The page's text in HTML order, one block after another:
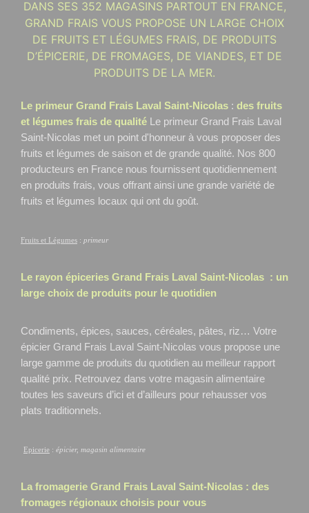
DANS SES 352 MAGASINS PARTOUT EN FRANCE,
GRAND FRAIS VOUS PROPOSE UN LARGE CHOIX
DE FRUITS ET LÉGUMES FRAIS, DE PRODUITS
D’ÉPICERIE, DE FROMAGES, DE VIANDES, ET DE
PRODUITS DE LA MER.
Le primeur Grand Frais Laval Saint-Nicolas : des fruits
et légumes frais de qualité Le primeur Grand Frais Laval
Saint-Nicolas met un point d'honneur à vous proposer des
fruits et légumes de saison et de grande qualité. Nos 800
producteurs en France nous fournissent quotidiennement
en produits frais, vous offrant ainsi une grande variété de
fruits et légumes locaux qui ont du goût.
Fruits et Légumes : primeur
Le rayon épiceries Grand Frais Laval Saint-Nicolas : un
large choix de produits pour le quotidien
Condiments, épices, sauces, céréales, pâtes, riz… Votre
épicier Grand Frais Laval Saint-Nicolas vous propose une
large gamme de produits du quotidien au meilleur rapport
qualité prix. Retrouvez dans votre magasin alimentaire
toutes les saveurs d’ici et d’ailleurs pour rehausser vos
plats traditionnels.
Epicerie : épicier, magasin alimentaire
La fromagerie Grand Frais Laval Saint-Nicolas : des
fromages régionaux choisis pour vous